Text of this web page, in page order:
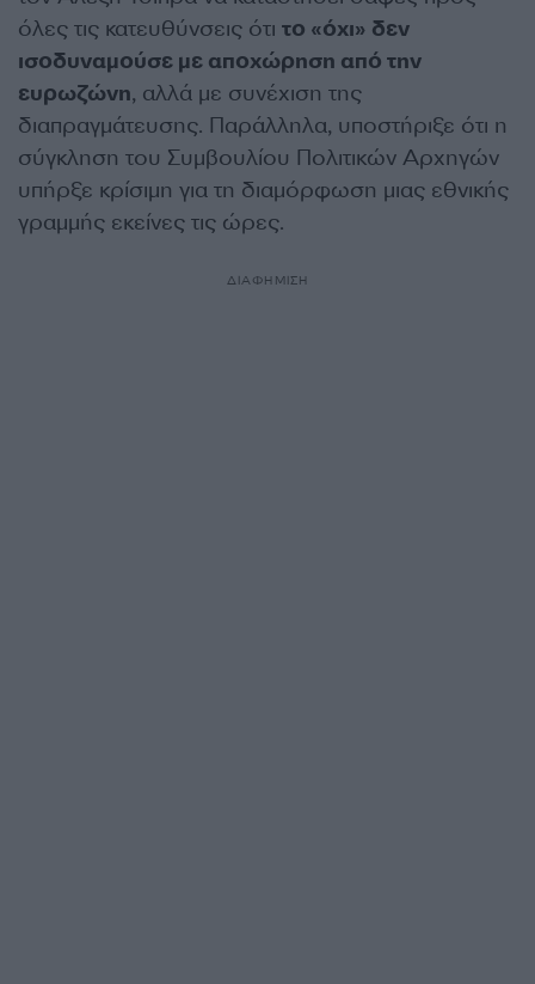
όλες τις κατευθύνσεις ότι το «όχι» δεν
ισοδυναμούσε με αποχώρηση από την
ευρωζώνη, αλλά με συνέχιση της
διαπραγμάτευσης. Παράλληλα, υποστήριξε ότι η
σύγκληση του Συμβουλίου Πολιτικών Αρχηγών
υπήρξε κρίσιμη για τη διαμόρφωση μιας εθνικής
γραμμής εκείνες τις ώρες.
ΔΙΑΦΗΜΙΣΗ